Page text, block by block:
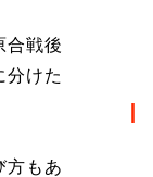
合戦後
分けた
方もあ